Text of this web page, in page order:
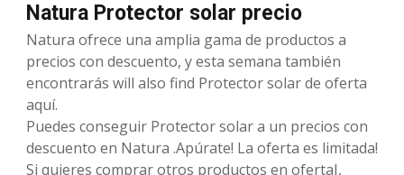
Natura Protector solar precio
Natura ofrece una amplia gama de productos a
precios con descuento, y esta semana también
encontrarás will also find Protector solar de oferta
aquí.
Puedes conseguir Protector solar a un precios con
descuento en Natura .Apúrate! La oferta es limitada!
Si quieres comprar otros productos en ofertaI,